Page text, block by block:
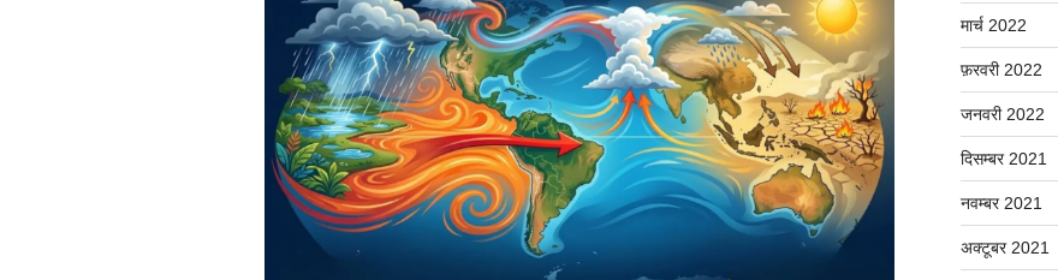
मार्च 2022
फ़रवरी 2022
जनवरी 2022
दिसम्बर 2021
नवम्बर 2021
अक्टूबर 2021